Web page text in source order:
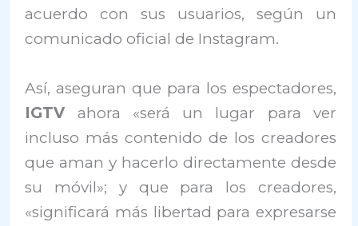
acuerdo con sus usuarios, según un
comunicado oficial de Instagram.
Así, aseguran que para los espectadores,
IGTV ahora «será un lugar para ver
incluso más contenido de los creadores
que aman y hacerlo directamente desde
su móvil»; y que para los creadores,
«significará más libertad para expresarse